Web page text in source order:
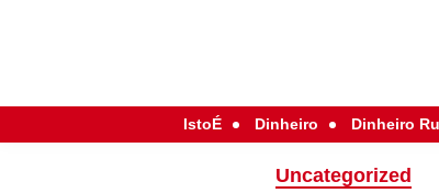
IstoÉ Dinheiro Dinheiro
Uncategorized